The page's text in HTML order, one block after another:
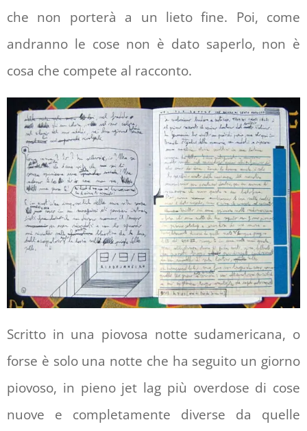
che non porterà a un lieto fine. Poi, come
andranno le cose non è dato saperlo, non è
cosa che compete al racconto.
Scritto in una piovosa notte sudamericana, o
forse è solo una notte che ha seguito un giorno
piovoso, in pieno jet lag più overdose di cose
nuove e completamente diverse da quelle